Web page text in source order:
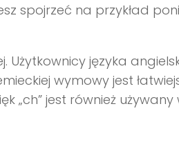
spojrzeć na przykład
języka
wymowy jest
„ch” jest również